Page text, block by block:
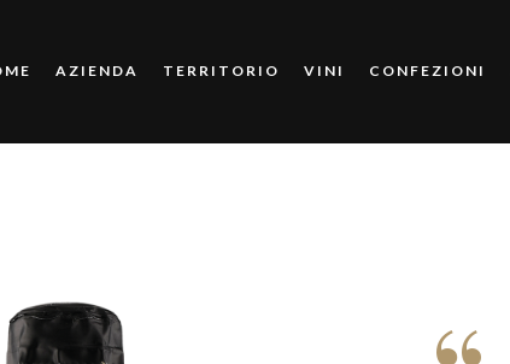
AZIENDA TERRITORIO VINI CONFEZIONI